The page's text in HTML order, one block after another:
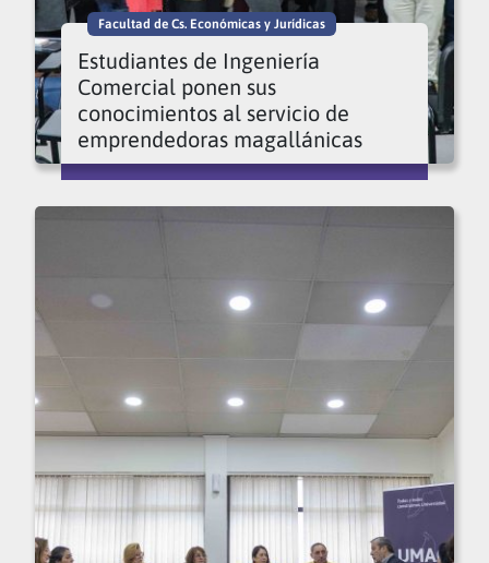
Facultad de Cs. Económicas y Jurídicas
Estudiantes de Ingeniería
Comercial ponen sus
conocimientos al servicio de
emprendedoras magallánicas